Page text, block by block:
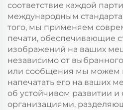
соответствие каждой
международным
того, мы применяем
печати, обеспечивающие
изображений на ваших
независимо от
или сообщения мы можем
напечатать его на ваших
об устойчивом развитии и
организациями,